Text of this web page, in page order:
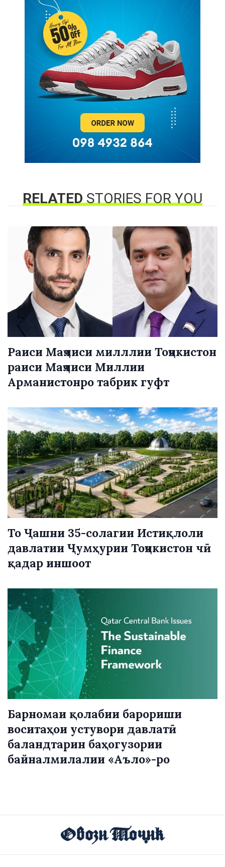
RELATED STORIES FOR YOU
Раиси Маҷлиси милллии Тоҷикистон
раиси Маҷлиси Миллии
Арманистонро табрик гуфт
То Ҷашни 35-солагии Истиқлоли
давлатии Ҷумҳурии Тоҷикистон чӣ
қадар иншоот
Барномаи қолабии барориши
воситаҳои устувори давлатӣ
баландтарин баҳогузории
байналмилалии «Аъло»-ро